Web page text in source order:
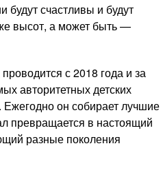
счастливы и будут
высот, а может быть —
с 2018 года и за
авторитетных детских
Ежегодно он собирает лучшие
превращается в настоящий
разные поколения